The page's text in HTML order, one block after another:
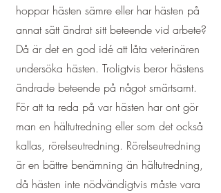
hoppar hästen sämre eller har hästen på
annat sätt ändrat sitt beteende vid arbete?
Då är det en god idé att låta veterinären
undersöka hästen. Troligtvis beror hästens
ändrade beteende på något smärtsamt.
För att ta reda på var hästen har ont gör
man en hältutredning eller som det också
kallas, rörelseutredning. Rörelseutredning
är en bättre benämning än hältutredning,
då hästen inte nödvändigtvis måste vara